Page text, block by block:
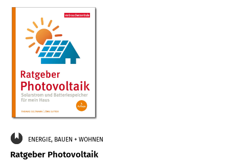
ENERGIE, BAUEN + WOHNEN
Ratgeber Photovoltaik